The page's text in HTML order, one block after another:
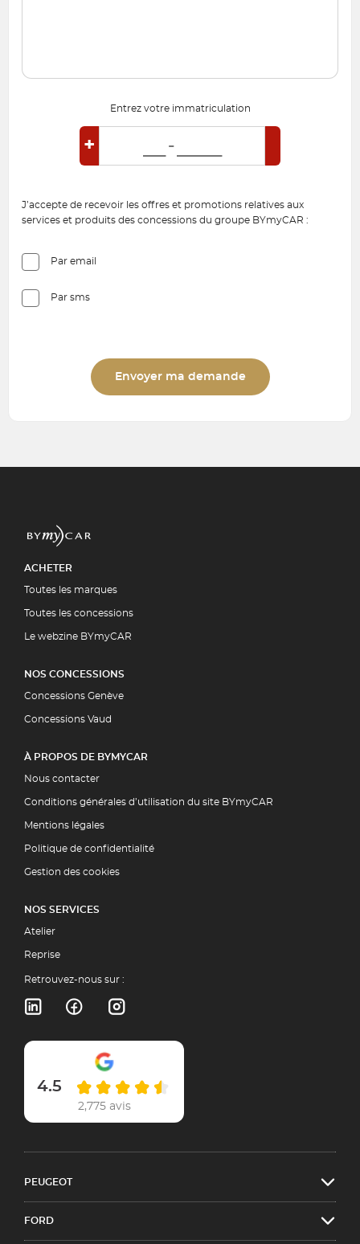
Entrez votre immatriculation
+
J’accepte de recevoir les offres et promotions relatives aux
services et produits des concessions du groupe BYmyCAR :
Par email
Par sms
Envoyer ma demande
ACHETER
Toutes les marques
Toutes les concessions
Le webzine BYmyCAR
NOS CONCESSIONS
Concessions Genève
Concessions Vaud
À PROPOS DE BYMYCAR
Nous contacter
Conditions générales d’utilisation du site BYmyCAR
Mentions légales
Politique de confidentialité
Gestion des cookies
NOS SERVICES
Atelier
Reprise
Retrouvez-nous sur :
4.5
2,775 avis
PEUGEOT
FORD